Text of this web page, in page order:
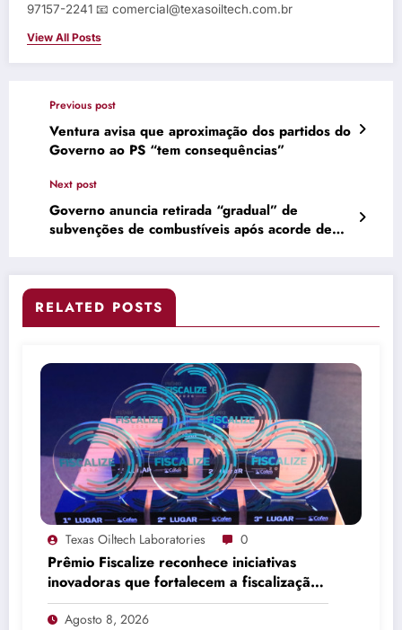
97157-2241 📧 comercial@texasoiltech.com.br
View All Posts
Previous post
Ventura avisa que aproximação dos partidos do
Governo ao PS “tem consequências”
Next post
Governo anuncia retirada “gradual” de
subvenções de combustíveis após acorde de
RELATED POSTS
Texas Oiltech Laboratories 0
Prêmio Fiscalize reconhece iniciativas
inovadoras que fortalecem a fiscalização
da Enfermagem
Agosto 8, 2026